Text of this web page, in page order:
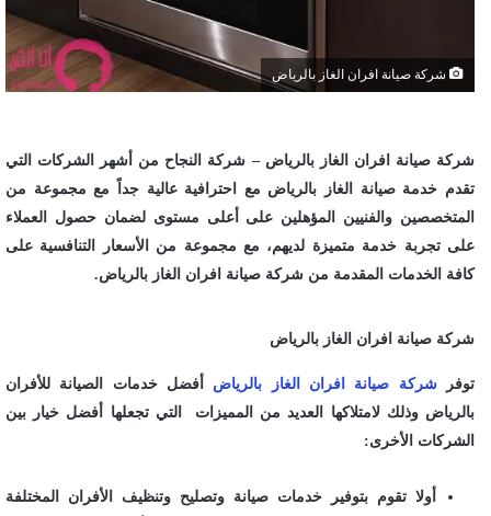
شركة صيانة افران الغاز بالرياض
شركة صيانة افران الغاز بالرياض – شركة النجاح من أشهر الشركات التي
تقدم خدمة صيانة الغاز بالرياض مع احترافية عالية جداً مع مجموعة من
المتخصصين والفنيين المؤهلين على أعلى مستوى لضمان حصول العملاء
على تجربة خدمة متميزة لديهم، مع مجموعة من الأسعار التنافسية على
كافة الخدمات المقدمة من شركة صيانة افران الغاز بالرياض.
شركة صيانة افران الغاز بالرياض
توفرشركة صيانة افران الغاز بالرياض أفضل خدمات الصيانة للأفران
بالرياض وذلك لامتلاكها العديد من المميزات التي تجعلها أفضل خيار بين
الشركات الأخرى:
أولا تقوم بتوفير خدمات صيانة وتصليح وتنظيف الأفران المختلفة